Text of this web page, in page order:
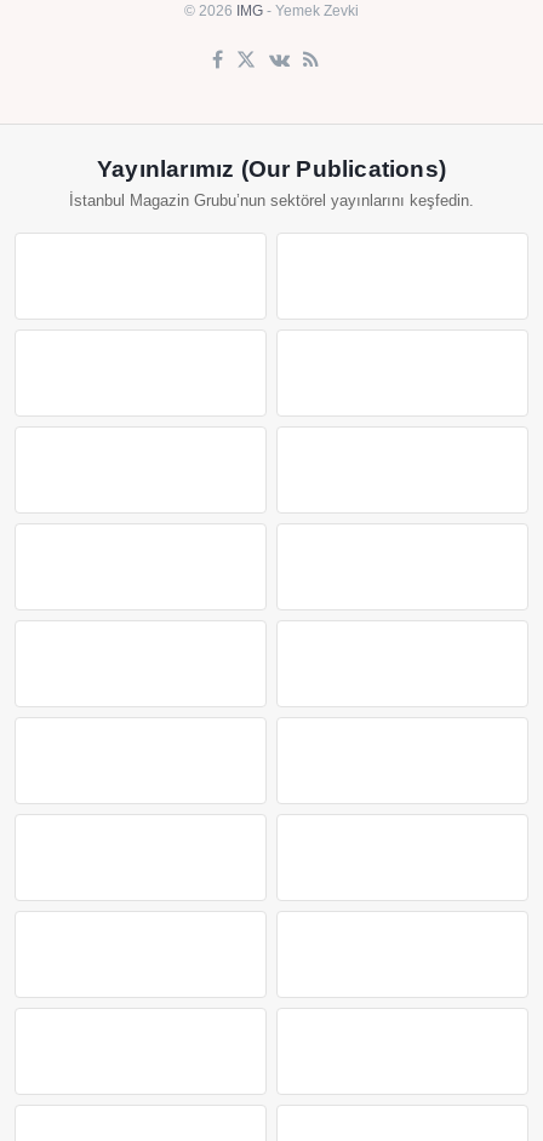
© 2026 IMG - Yemek Zevki
Yayınlarımız (Our Publications)
İstanbul Magazin Grubu’nun sektörel yayınlarını keşfedin.